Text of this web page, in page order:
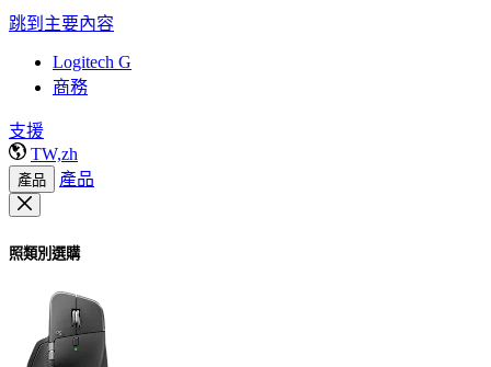
跳到主要內容
Logitech G
商務
支援
TW,zh
產品 產品
照類別選購